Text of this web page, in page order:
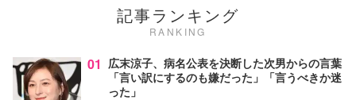
記事ランキング
RANKING
01 広末涼子、病名公表を決断した次男からの言葉
「言い訳にするのも嫌だった」「言うべきか迷
った」